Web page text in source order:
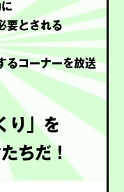
要とされる
るコーナーを放送
り」を
ちだ！